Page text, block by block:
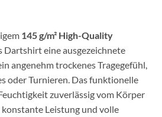
145 g/m² High-Quality
Dartshirt eine ausgezeichnete
angenehm trockenes Tragegefühl,
oder Turnieren. Das funktionelle
zuverlässig vom Körper
Leistung und volle